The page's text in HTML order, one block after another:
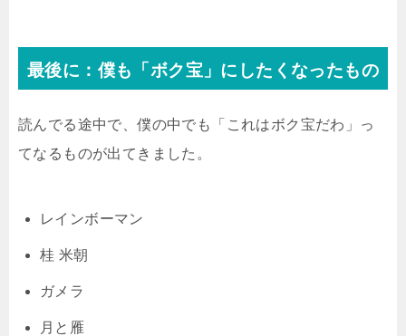
最後に：僕も「ボク宝」にしたくなったもの
読んでる途中で、僕の中でも「これはボク宝だわ」っ
てなるものが出てきました。
レインボーマン
桂 米朝
ガメラ
月と雁